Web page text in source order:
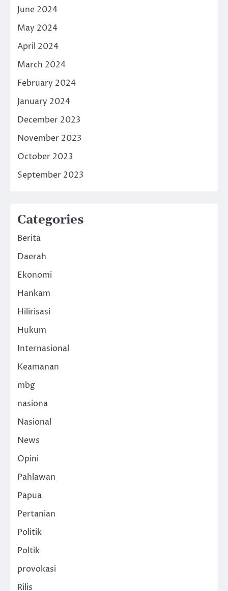
June 2024
May 2024
April 2024
March 2024
February 2024
January 2024
December 2023
November 2023
October 2023
September 2023
Categories
Berita
Daerah
Ekonomi
Hankam
Hilirisasi
Hukum
Internasional
Keamanan
mbg
nasiona
Nasional
News
Opini
Pahlawan
Papua
Pertanian
Politik
Poltik
provokasi
Rilis